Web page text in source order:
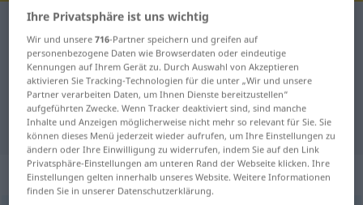
Deutsch-Portugiesisch Wörterbuch
Deutsch-Portugiesisch
Übersetzung für "Vers"
"Vers" Portugiesisch Übersetzung
„Vers“: Maskulinum
Ihre Privatsphäre ist uns wichtig
Wir und unsere716-Partner speichern und greifen auf
personenbezogene Daten wie Browserdaten oder eindeutige
Kennungen auf Ihrem Gerät zu. Durch Auswahl von Akzeptieren
aktivieren Sie Tracking-Technologien für die unter „Wir und unsere
Partner verarbeiten Daten, um Ihnen Dienste bereitzustellen“
aufgeführten Zwecke. Wenn Tracker deaktiviert sind, sind manche
Inhalte und Anzeigen möglicherweise nicht mehr so relevant für Sie. Sie
können dieses Menü jederzeit wieder aufrufen, um Ihre Einstellungen zu
ändern oder Ihre Einwilligung zu widerrufen, indem Sie auf den Link
Privatsphäre-Einstellungen am unteren Rand der Webseite klicken. Ihre
Einstellungen gelten innerhalb unseres Website. Weitere Informationen
finden Sie in unserer Datenschutzerklärung.